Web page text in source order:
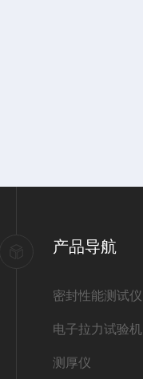
产品导航
密封性能测试仪
电子拉力试验机
测厚仪